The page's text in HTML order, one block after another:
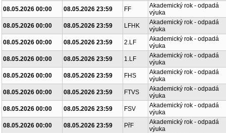
08.05.2026 00:00
08.05.2026 23:59 FF
Akademický rok - odpadá
výuka
08.05.2026 00:00
08.05.2026 23:59 LFHK
Akademický rok - odpadá
výuka
08.05.2026 00:00
08.05.2026 23:59 2.LF
Akademický rok - odpadá
výuka
08.05.2026 00:00
08.05.2026 23:59 1.LF
Akademický rok - odpadá
výuka
08.05.2026 00:00
08.05.2026 23:59 FHS
Akademický rok - odpadá
výuka
08.05.2026 00:00
08.05.2026 23:59 FTVS
Akademický rok - odpadá
výuka
08.05.2026 00:00
08.05.2026 23:59 FSV
Akademický rok - odpadá
výuka
08.05.2026 00:00
08.05.2026 23:59 PřF
Akademický rok - odpadá
výuka